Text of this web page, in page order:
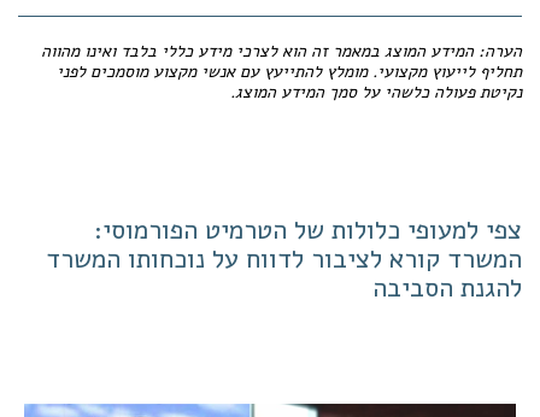
הערה: המידע המוצג במאמר זה הוא לצרכי מידע כללי בלבד ואינו מהווה
תחליף לייעוץ מקצועי. מומלץ להתייעץ עם אנשי מקצוע מוסמכים לפני
נקיטת פעולה כלשהי על סמך המידע המוצג.
צפי למעופי כלולות של הטרמיט הפורמוסי:
המשרד קורא לציבור לדווח על נוכחותו המשרד
להגנת הסביבה